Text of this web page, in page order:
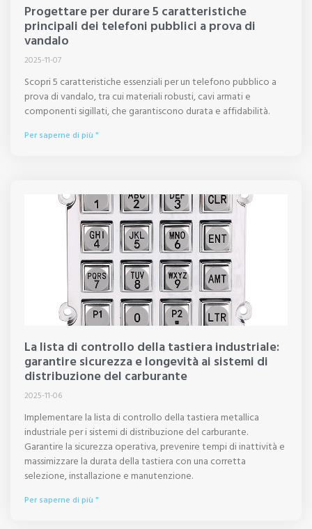
Progettare per durare 5 caratteristiche
principali dei telefoni pubblici a prova di
vandalo
2025-11-07
Scopri 5 caratteristiche essenziali per un telefono pubblico a
prova di vandalo, tra cui materiali robusti, cavi armati e
componenti sigillati, che garantiscono durata e affidabilità.
Per saperne di più "
La lista di controllo della tastiera industriale:
garantire sicurezza e longevità ai sistemi di
distribuzione del carburante
2025-11-06
Implementare la lista di controllo della tastiera metallica
industriale per i sistemi di distribuzione del carburante.
Garantire la sicurezza operativa, prevenire tempi di inattività e
massimizzare la durata della tastiera con una corretta
selezione, installazione e manutenzione.
Per saperne di più "